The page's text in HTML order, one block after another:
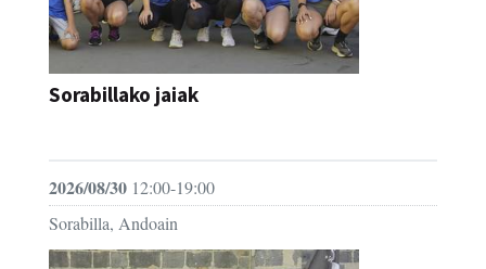
Sorabillako jaiak
2026/08/30 12:00-19:00
Sorabilla, Andoain